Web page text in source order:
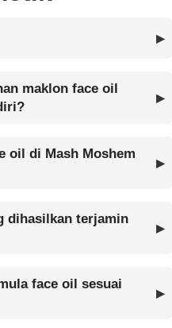
maklon face oil
oil di Mash Moshem
dihasilkan terjamin
face oil sesuai